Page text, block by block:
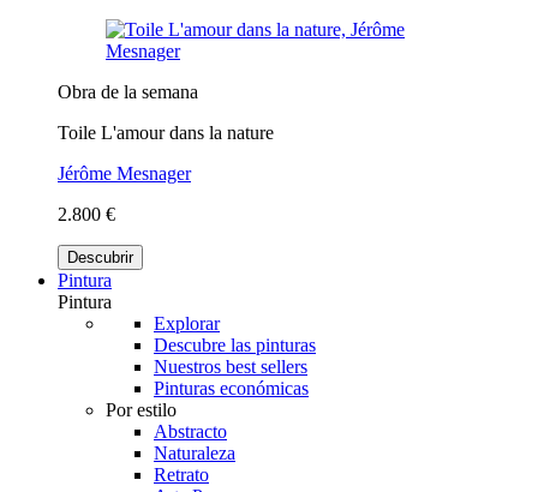
Obra de la semana
Toile L'amour dans la nature
Jérôme Mesnager
2.800 €
Descubrir
Pintura
Pintura
Explorar
Descubre las pinturas
Nuestros best sellers
Pinturas económicas
Por estilo
Abstracto
Naturaleza
Retrato